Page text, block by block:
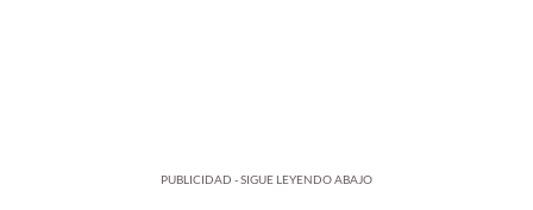
PUBLICIDAD - SIGUE LEYENDO ABAJO